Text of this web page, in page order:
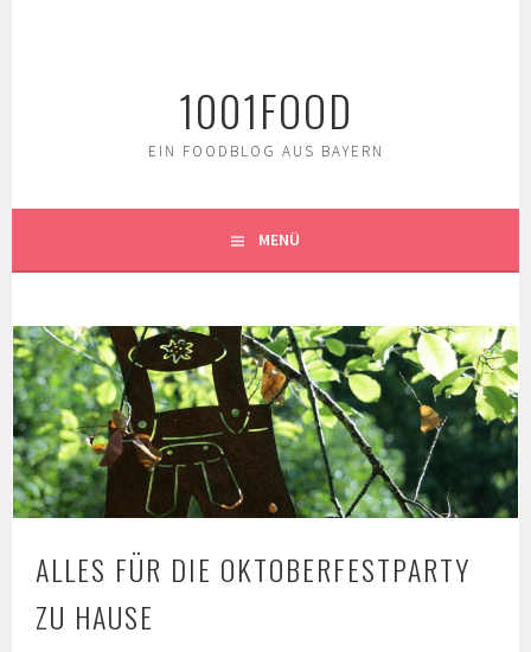
1001FOOD
EIN FOODBLOG AUS BAYERN
MENÜ
ALLES FÜR DIE OKTOBERFESTPARTY
ZU HAUSE